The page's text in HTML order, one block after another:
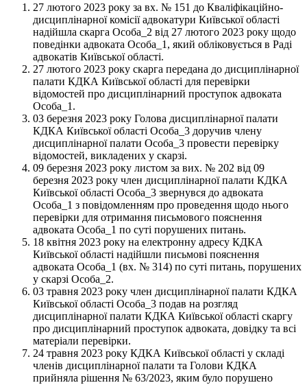
27 лютого 2023 року за вх. № 151 до Кваліфікаційно-
дисциплінарної комісії адвокатури Київської області
надійшла скарга Особа_2 від 27 лютого 2023 року щодо
поведінки адвоката Особа_1, який обліковується в Раді
адвокатів Київської області.
27 лютого 2023 року скарга передана до дисциплінарної
палати КДКА Київської області для перевірки
відомостей про дисциплінарний проступок адвоката
Особа_1.
03 березня 2023 року Голова дисциплінарної палати
КДКА Київської області Особа_3 доручив члену
дисциплінарної палати Особа_3 провести перевірку
відомостей, викладених у скарзі.
09 березня 2023 року листом за вих. № 202 від 09
березня 2023 року член дисциплінарної палати КДКА
Київської області Особа_3 звернувся до адвоката
Особа_1 з повідомленням про проведення щодо нього
перевірки для отримання письмового пояснення
адвоката Особа_1 по суті порушених питань.
18 квітня 2023 року на електронну адресу КДКА
Київської області надійшли письмові пояснення
адвоката Особа_1 (вх. № 314) по суті питань, порушених
у скарзі Особа_2.
03 травня 2023 року член дисциплінарної палати КДКА
Київської області Особа_3 подав на розгляд
дисциплінарної палати КДКА Київської області скаргу
про дисциплінарний проступок адвоката, довідку та всі
матеріали перевірки.
24 травня 2023 року КДКА Київської області у складі
членів дисциплінарної палати та Голови КДКА
прийняла рішення № 63/2023, яким було порушено